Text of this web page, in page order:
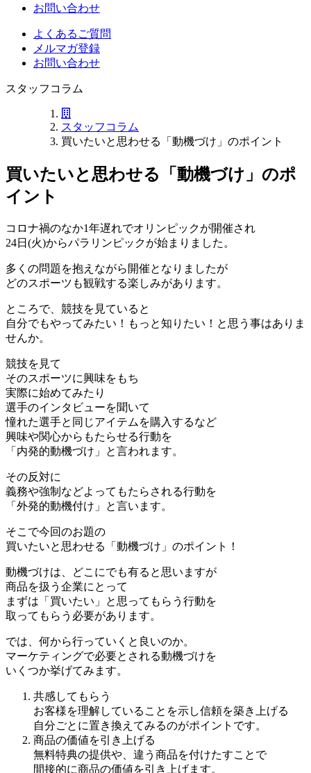
お問い合わせ
よくあるご質問
メルマガ登録
お問い合わせ
スタッフコラム
スタッフコラム
買いたいと思わせる「動機づけ」のポイント
買いたいと思わせる「動機づけ」のポ
イント
コロナ禍のなか1年遅れでオリンピックが開催され
24日(火)からパラリンピックが始まりました。
多くの問題を抱えながら開催となりましたが
どのスポーツも観戦する楽しみがあります。
ところで、競技を見ていると
自分でもやってみたい！もっと知りたい！と思う事はありま
せんか。
競技を見て
そのスポーツに興味をもち
実際に始めてみたり
選手のインタビューを聞いて
憧れた選手と同じアイテムを購入するなど
興味や関心からもたらせる行動を
「内発的動機づけ」と言われます。
その反対に
義務や強制などよってもたらされる行動を
「外発的動機付け」と言います。
そこで今回のお題の
買いたいと思わせる「動機づけ」のポイント！
動機づけは、どこにでも有ると思いますが
商品を扱う企業にとって
まずは「買いたい」と思ってもらう行動を
取ってもらう必要があります。
では、何から行っていくと良いのか。
マーケティングで必要とされる動機づけを
いくつか挙げてみます。
共感してもらう
お客様を理解していることを示し信頼を築き上げる
自分ごとに置き換えてみるのがポイントです。
商品の価値を引き上げる
無料特典の提供や、違う商品を付けたすことで
間接的に商品の価値を引き上げます。